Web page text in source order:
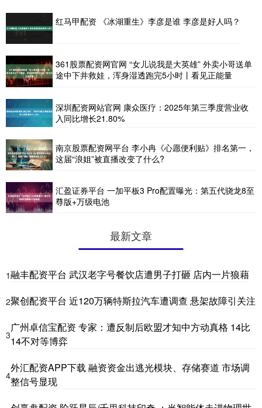
红马甲配资 《冰湖重生》李彦是谁 李彦是好人吗？
361股票配资网官网 “女儿说我是大英雄” 外卖小哥送单
途中下井救娃，浑身湿透跑完5小时丨看见正能量
深圳配资网站官网 康众医疗：2025年第三季度营业收
入同比增长21.80%
南京股票配资网平台 李小冉《心愿便利贴》排名第一，
这届“浪姐”被直播改变了什么?
汇盈证券平台 一加平板3 Pro配置曝光：第五代骁龙8至
尊版+万级电池
最新文章
1融丰配资平台 武汉老字号餐饮店遭男子打砸 店内一片狼藉
2聚创配资平台 近120万辆特斯拉汽车遭调查 悬架故障引关注
3
广州卓信宝配资 专家：遭反制后欧盟才知中方动真格 14比
14不对等博弈
4
外汇配资APP下载 融资资金出逃光模块、存储赛道 市场调
整信号显现